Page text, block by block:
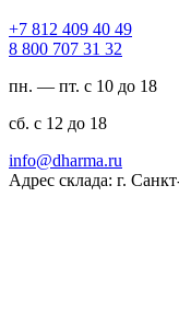
94 04 904 218 7+
23 13 707 008 8
пн. — пт. с 10 до 18
сб. с 12 до 18
ur.amrahd@ofni
Адрес склада: г.